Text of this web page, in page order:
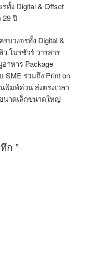
ง Digital & Offset
ปี
บวงจรทั้ง Digital &
โบรชัวร์ วารสาร
อาหาร Package
รวมถึง Print on
พิมพ์ด่วน ส่งตรงเวลา
นาดเล็กขนาดใหญ่
ก ”